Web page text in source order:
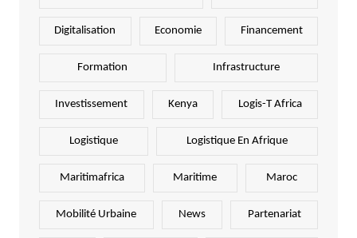
Digitalisation Economie Financement
Formation Infrastructure
Investissement Kenya Logis-T Africa
Logistique Logistique En Afrique
Maritimafrica Maritime Maroc
Mobilité Urbaine News Partenariat